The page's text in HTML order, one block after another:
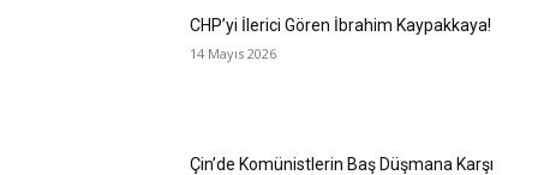
CHP’yi İlerici Gören İbrahim Kaypakkaya!
14 Mayıs 2026
Çin’de Komünistlerin Baş Düşmana Karşı